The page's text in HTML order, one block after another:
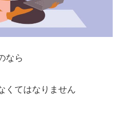
なら
くてはなりません